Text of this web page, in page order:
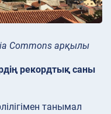
Commons арқылы
рекордтық саны
танымал